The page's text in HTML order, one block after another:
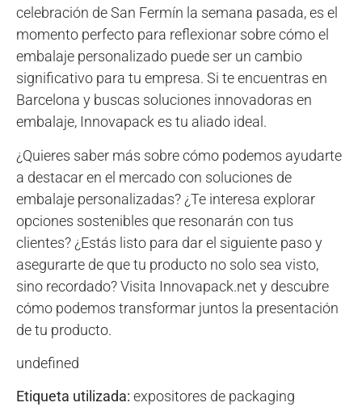
celebración de San Fermín la semana pasada, es el
momento perfecto para reflexionar sobre cómo el
embalaje personalizado puede ser un cambio
significativo para tu empresa. Si te encuentras en
Barcelona y buscas soluciones innovadoras en
embalaje, Innovapack es tu aliado ideal.
¿Quieres saber más sobre cómo podemos ayudarte
a destacar en el mercado con soluciones de
embalaje personalizadas? ¿Te interesa explorar
opciones sostenibles que resonarán con tus
clientes? ¿Estás listo para dar el siguiente paso y
asegurarte de que tu producto no solo sea visto,
sino recordado? Visita Innovapack.net y descubre
cómo podemos transformar juntos la presentación
de tu producto.
undefined
Etiqueta utilizada: expositores de packaging